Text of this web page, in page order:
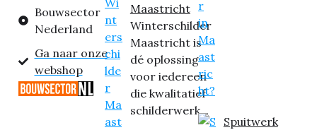
Bouwsector
Nederland
Ga naar onze
webshop
Maastricht
Winterschilder
Maastricht is
dé oplossing
voor iedereen
die kwalitatief
schilderwerk...
Spuitwerk